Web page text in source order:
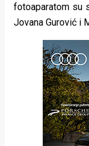
fotoaparatom su
Jovana Gurović i